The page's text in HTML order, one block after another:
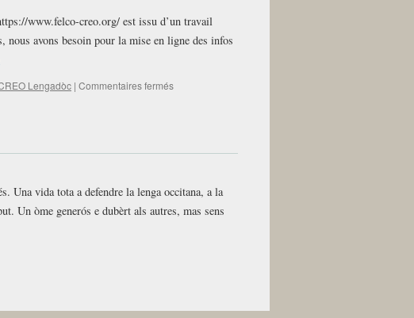
www.felco-creo.org/ est issu d’un travail
nous avons besoin pour la mise en ligne des infos
Lengadòc | Commentaires ferméssur
letra
FELCO
e
de
Una vida tota a defendre la lenga occitana, a la
Un òme generós e dubèrt als autres, mas sens